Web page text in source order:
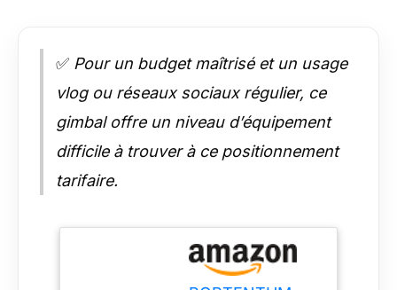
✅ Pour un budget maîtrisé et un usage
vlog ou réseaux sociaux régulier, ce
gimbal offre un niveau d’équipement
difficile à trouver à ce positionnement
tarifaire.